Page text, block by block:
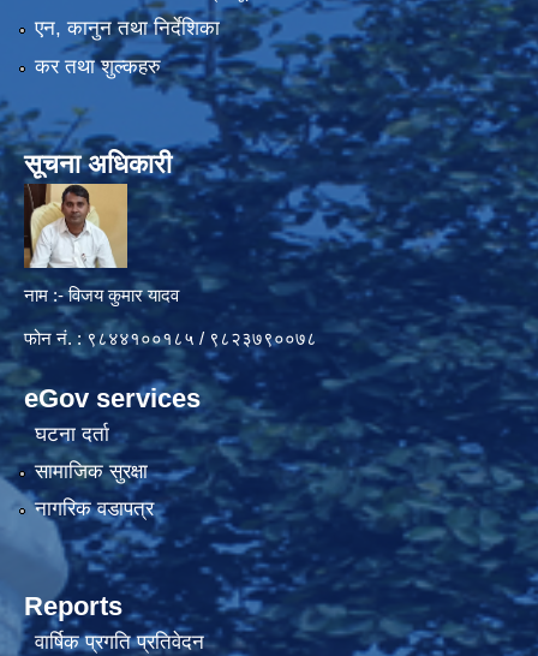
एन, कानुन तथा निर्देशिका
कर तथा शुल्कहरु
सूचना अधिकारी
नाम :- विजय कुमार यादव
फोन नं. : ९८४४१००१८५ / ९८२३७९००७८
eGov services
घटना दर्ता
सामाजिक सुरक्षा
नागरिक वडापत्र
Reports
वार्षिक प्रगति प्रतिवेदन